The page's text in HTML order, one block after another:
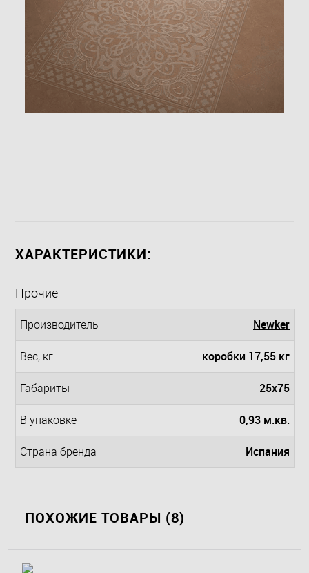
ХАРАКТЕРИСТИКИ:
Прочие
Производитель Newker
Вес, кг коробки 17,55 кг
Габариты 25х75
В упаковке 0,93 м.кв.
Страна бренда Испания
ПОХОЖИЕ ТОВАРЫ (8)